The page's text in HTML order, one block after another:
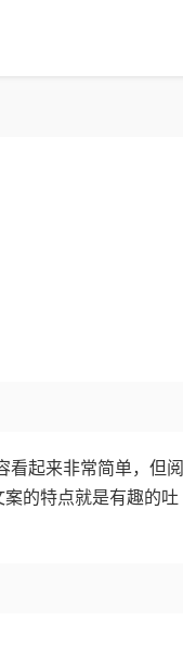
看起来非常简单，但阅
的特点就是有趣的吐